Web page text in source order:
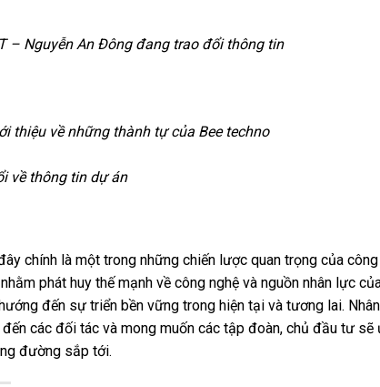
– Nguyễn An Đông đang trao đổi thông tin
thiệu về những thành tự của Bee techno
về thông tin dự án
chính là một trong những chiến lược quan trọng của
phát huy thế mạnh về công nghệ và nguồn nhân lực
đến sự triển bền vững trong hiện tại và tương lai.
các đối tác và mong muốn các tập đoàn, chủ đầu tư sẽ
đường sắp tới.